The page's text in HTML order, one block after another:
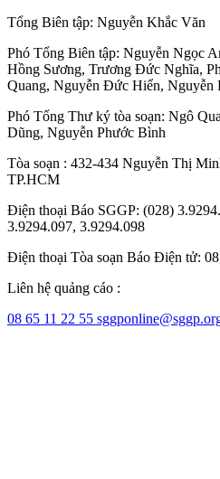
Tổng Biên tập: Nguyễn Khắc Văn
Phó Tổng Biên tập: Nguyễn Ngọc
Hồng Sương, Trương Đức Nghĩa,
Quang, Nguyễn Đức Hiển, Nguyễn
Phó Tổng Thư ký tòa soạn: Ngô
Dũng, Nguyễn Phước Bình
Tòa soạn : 432-434 Nguyễn Thị
TP.HCM
Điện thoại Báo SGGP: (028)
3.9294.097, 3.9294.098
Điện thoại Tòa soạn Báo Điện tử:
Liên hệ quảng cáo :
08 65 11 22 55